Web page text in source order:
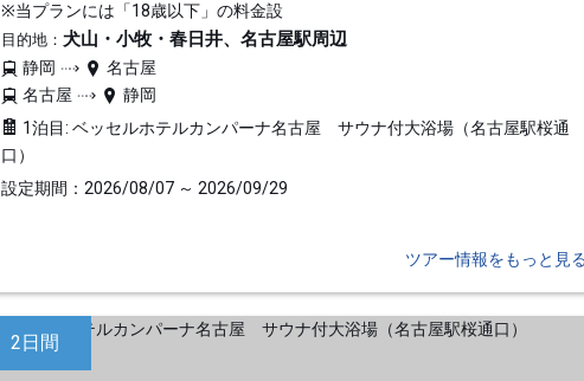
※当プランには「18歳以下」の料金設
目的地： 犬山・小牧・春日井、名古屋駅周辺
静岡
名古屋
名古屋
静岡
1泊目: ベッセルホテルカンパーナ名古屋 サウナ付大浴場（名古屋駅桜通
口）
設定期間：2026/08/07 ～ 2026/09/29
ツアー情報をもっと見
2日間